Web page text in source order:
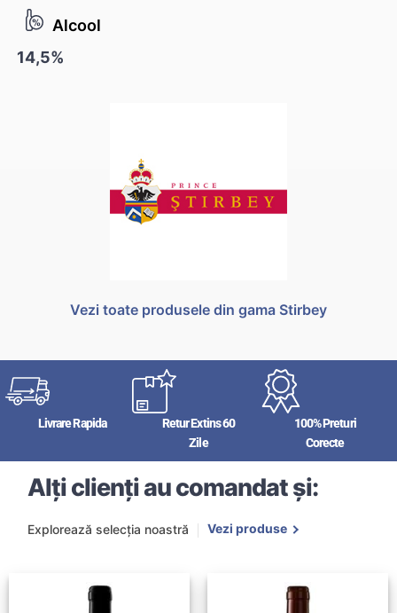
Alcool
14,5%
Vezi toate produsele din gama Stirbey
Livrare Rapida
Retur Extins 60
Zile
100% Preturi
Corecte
Alți clienți au comandat și:
Explorează selecția noastră Vezi produse